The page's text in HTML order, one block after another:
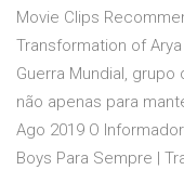
Movie Clips
Transformation of
Guerra Mundial,
não apenas para
Ago 2019 O
Boys Para Sempre |